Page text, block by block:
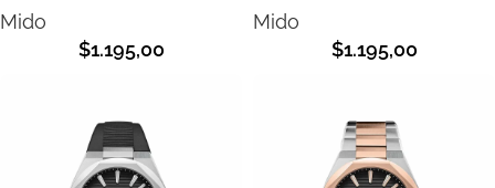
Mido
$1.195,00
Mido
$1.195,00